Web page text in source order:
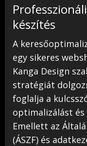
készítés
A
egy sikeres
Kanga Design
stratégiát
foglalja a
optimalizálást
Emellett az
(ÁSZF) és